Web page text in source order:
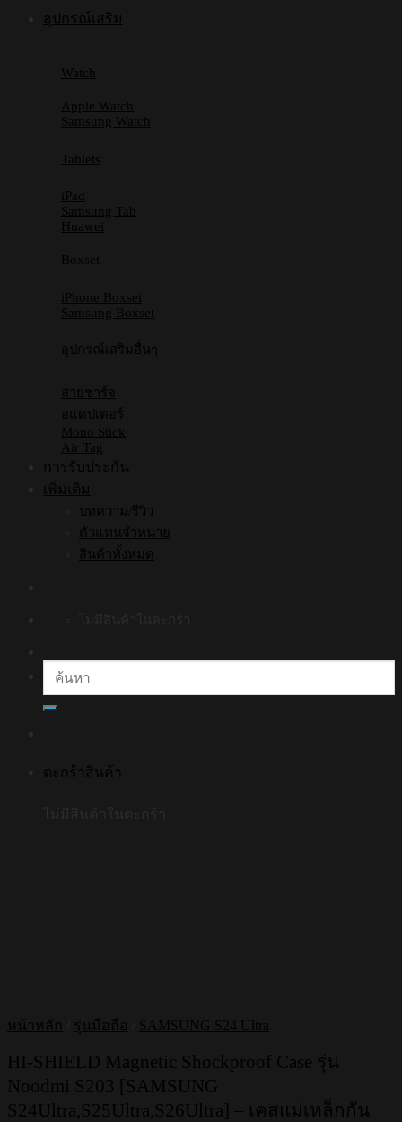
อุปกรณ์เสริม
Watch
Apple Watch
Samsung Watch
Tablets
iPad
Samsung Tab
Huawei
Boxset
iPhone Boxset
Samsung Boxset
อุปกรณ์เสริมอื่นๆ
สายชาร์จ
อแดปเตอร์
Mono Stick
Air Tag
การรับประกัน
เพิ่มเติม
บทความ/รีวิว
ตัวแทนจำหน่าย
สินค้าทั้งหมด
ค้นหา:
ตะกร้าสินค้า
หน้าหลัก รุ่นมือถือ SAMSUNG S24 Ultra
HI-SHIELD Magnetic Shockproof Case รุ่น
Noodmi S203 [SAMSUNG
S24Ultra,S25Ultra,S26Ultra] – เคสแม่เหล็กกัน